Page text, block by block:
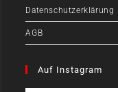
Datenschutzerklärung
AGB
Auf Instagram